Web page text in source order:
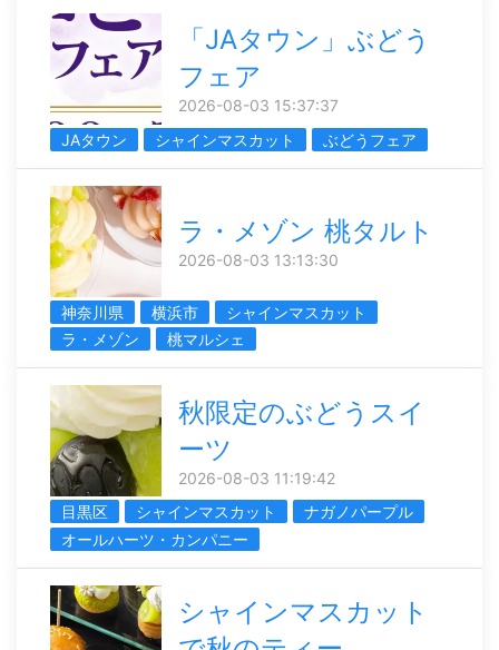
「JAタウン」ぶどう
フェア
2026-08-03 15:37:37
JAタウン
シャインマスカット ぶどうフェア
ラ・メゾン 桃タルト
2026-08-03 13:13:30
神奈川県 横浜市
シャインマスカット
ラ・メゾン
桃マルシェ
秋限定のぶどうスイ
ーツ
2026-08-03 11:19:42
目黒区
シャインマスカット
ナガノパープル
オールハーツ・カンパニー
シャインマスカット